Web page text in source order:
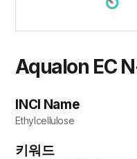
Aqualon EC
INCI Name
Ethylcellulose
키워드